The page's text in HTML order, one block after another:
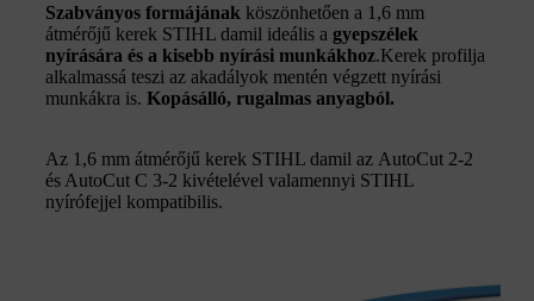
Szabványos formájának köszönhetően a 1,6 mm
átmérőjű kerek STIHL damil ideális a gyepszélek
nyírására és a kisebb nyírási munkákhoz.Kerek profilja
alkalmassá teszi az akadályok mentén végzett nyírási
munkákra is. Kopásálló, rugalmas anyagból.
Az 1,6 mm átmérőjű kerek STIHL damil az AutoCut 2-2
és AutoCut C 3-2 kivételével valamennyi STIHL
nyírófejjel kompatibilis.